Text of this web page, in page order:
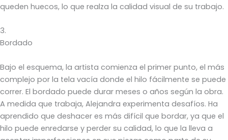
queden huecos, lo que realza la calidad visual de su trabajo.
3.
Bordado
Bajo el esquema, la artista comienza el primer punto, el más
complejo por la tela vacía donde el hilo fácilmente se puede
correr. El bordado puede durar meses o años según la obra.
A medida que trabaja, Alejandra experimenta desafíos. Ha
aprendido que deshacer es más difícil que bordar, ya que el
hilo puede enredarse y perder su calidad, lo que la lleva a